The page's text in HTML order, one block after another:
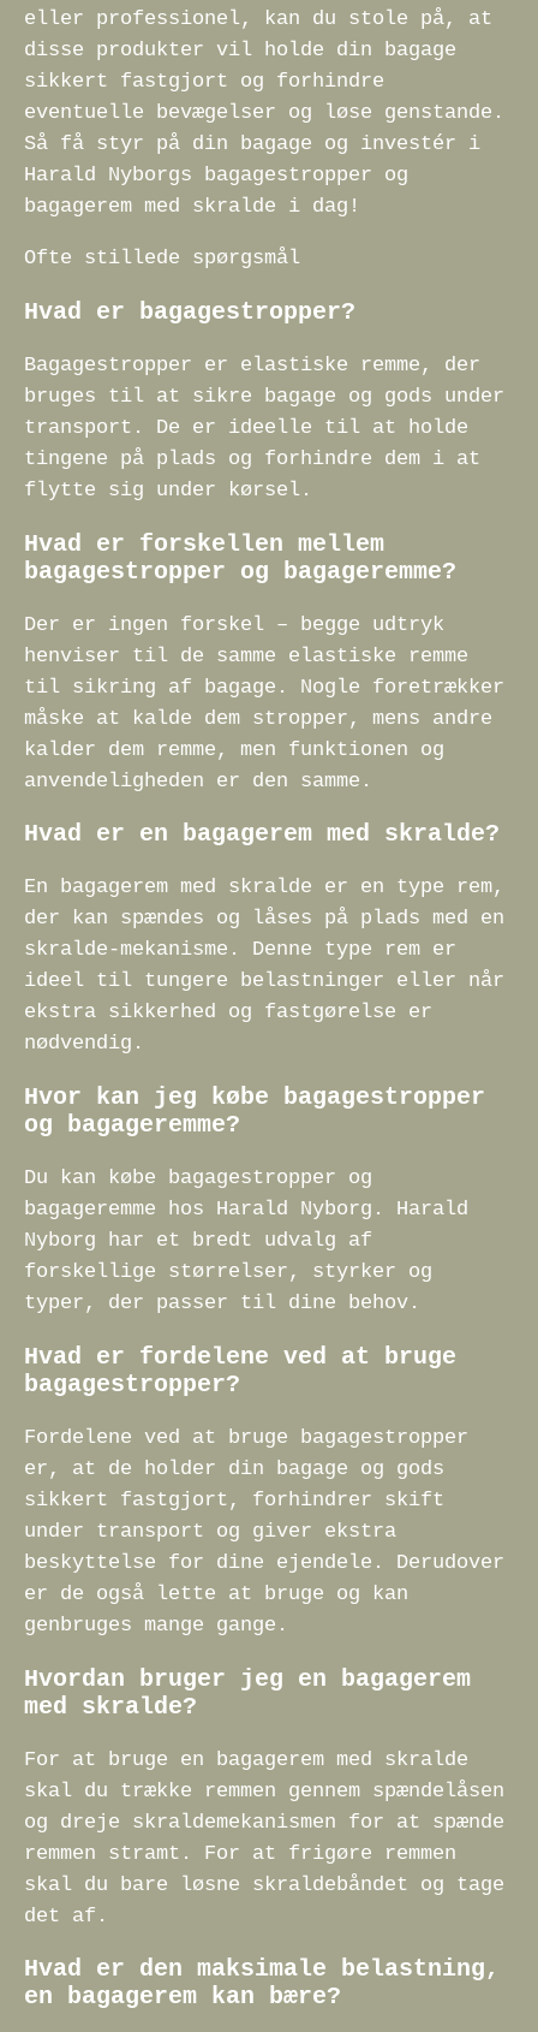
eller professionel, kan du stole på, at
disse produkter vil holde din bagage
sikkert fastgjort og forhindre
eventuelle bevægelser og løse genstande.
Så få styr på din bagage og investér i
Harald Nyborgs bagagestropper og
bagagerem med skralde i dag!
Ofte stillede spørgsmål
Hvad er bagagestropper?
Bagagestropper er elastiske remme, der
bruges til at sikre bagage og gods under
transport. De er ideelle til at holde
tingene på plads og forhindre dem i at
flytte sig under kørsel.
Hvad er forskellen mellem
bagagestropper og bagageremme?
Der er ingen forskel – begge udtryk
henviser til de samme elastiske remme
til sikring af bagage. Nogle foretrækker
måske at kalde dem stropper, mens andre
kalder dem remme, men funktionen og
anvendeligheden er den samme.
Hvad er en bagagerem med skralde?
En bagagerem med skralde er en type rem,
der kan spændes og låses på plads med en
skralde-mekanisme. Denne type rem er
ideel til tungere belastninger eller når
ekstra sikkerhed og fastgørelse er
nødvendig.
Hvor kan jeg købe bagagestropper
og bagageremme?
Du kan købe bagagestropper og
bagageremme hos Harald Nyborg. Harald
Nyborg har et bredt udvalg af
forskellige størrelser, styrker og
typer, der passer til dine behov.
Hvad er fordelene ved at bruge
bagagestropper?
Fordelene ved at bruge bagagestropper
er, at de holder din bagage og gods
sikkert fastgjort, forhindrer skift
under transport og giver ekstra
beskyttelse for dine ejendele. Derudover
er de også lette at bruge og kan
genbruges mange gange.
Hvordan bruger jeg en bagagerem
med skralde?
For at bruge en bagagerem med skralde
skal du trække remmen gennem spændelåsen
og dreje skraldemekanismen for at spænde
remmen stramt. For at frigøre remmen
skal du bare løsne skraldebåndet og tage
det af.
Hvad er den maksimale belastning,
en bagagerem kan bære?